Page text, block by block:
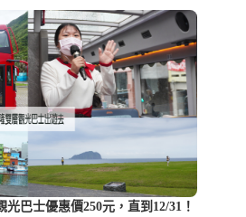
巴士優惠價250元，直到12/31！